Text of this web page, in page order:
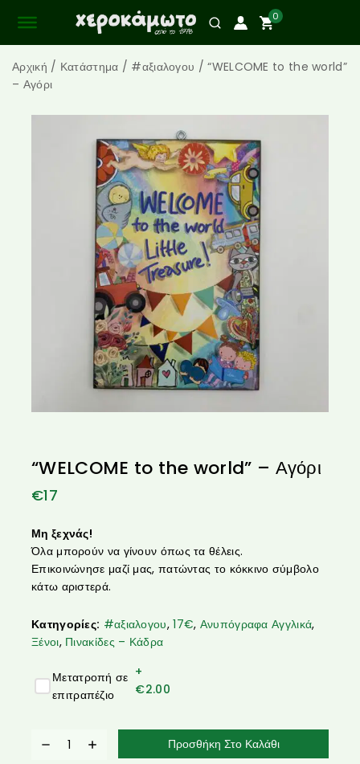
0
Αρχική / Κατάστημα / #αξιαλογου / “WELCOME to the world”
– Αγόρι
“WELCOME to the world” – Αγόρι
€17
Μη ξεχνάς!
Όλα μπορούν να γίνουν όπως τα θέλεις.
Επικοινώνησε μαζί μας, πατώντας το κόκκινο σύμβολο
κάτω αριστερά.
Κατηγορίες: #αξιαλογου,17€, Ανυπόγραφα Αγγλικά,
Ξένοι, Πινακίδες – Κάδρα
Μετατροπή σε
επιτραπέζιο
+
€2.00
Προσθήκη Στο Καλάθι